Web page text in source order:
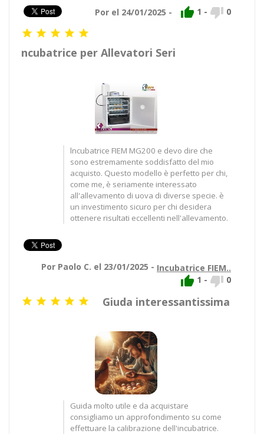
Por el 24/01/2025 -  1 -  0
    
ncubatrice per Allevatori Seri
lncubatrice FIEM MG200 e devo dire che
sono estremamente soddisfatto del mio
acquisto. Questo modello è perfetto per chi,
come me, è seriamente interessato
all'allevamento di uova di diverse specie. è
un investimento sicuro per chi desidera
ottenere risultati eccellenti nell'allevamento.
Por Paolo C. el 23/01/2025 - Incubatrice FIEM..
 1 -  0
     Giuda interessantissima
Guida molto utile e da acquistare
consigliamo un approfondimento su come
effettuare la calibrazione dell'incubatrice.